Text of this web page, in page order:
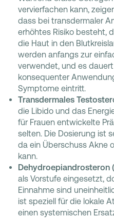
vervierfachen kann,
dass bei transdermaler
erhöhtes Risiko besteht,
die Haut in den
werden anfangs zur
verwendet, und es
konsequenter
Symptome eintritt.
Transdermales
die Libido und das
für Frauen entwickelte
selten. Die Dosierung ist
da ein Überschuss Akne
kann.
Dehydroepiandrosteron
als Vorstufe eingesetzt,
Einnahme sind
ist speziell für die lokale
einen systemischen